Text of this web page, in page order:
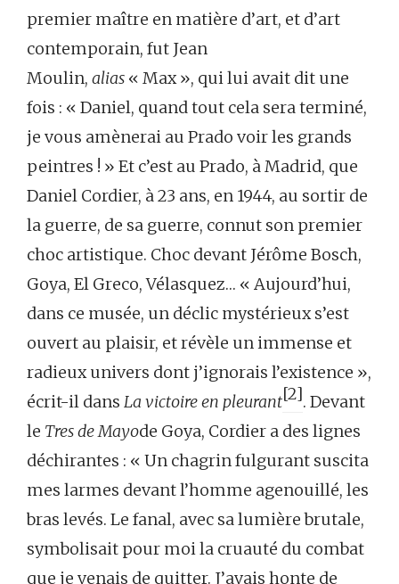
premier maître en matière d’art, et d’art
contemporain, fut Jean
Moulin, alias « Max », qui lui avait dit une
fois : « Daniel, quand tout cela sera terminé,
je vous amènerai au Prado voir les grands
peintres ! » Et c’est au Prado, à Madrid, que
Daniel Cordier, à 23 ans, en 1944, au sortir de
la guerre, de sa guerre, connut son premier
choc artistique. Choc devant Jérôme Bosch,
Goya, El Greco, Vélasquez… « Aujourd’hui,
dans ce musée, un déclic mystérieux s’est
ouvert au plaisir, et révèle un immense et
radieux univers dont j’ignorais l’existence »,
écrit-il dans La victoire en pleurant[2]. Devant
le Tres de Mayode Goya, Cordier a des lignes
déchirantes : « Un chagrin fulgurant suscita
mes larmes devant l’homme agenouillé, les
bras levés. Le fanal, avec sa lumière brutale,
symbolisait pour moi la cruauté du combat
que je venais de quitter. J’avais honte de